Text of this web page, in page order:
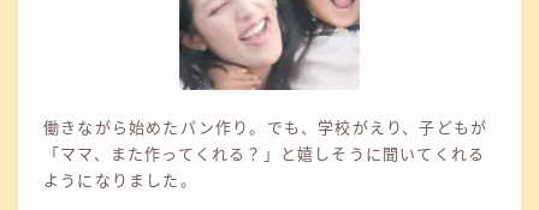
働きながら始めたパン作り。でも、学校がえり、子どもが
「ママ、また作ってくれる？」と嬉しそうに聞いてくれる
ようになりました。